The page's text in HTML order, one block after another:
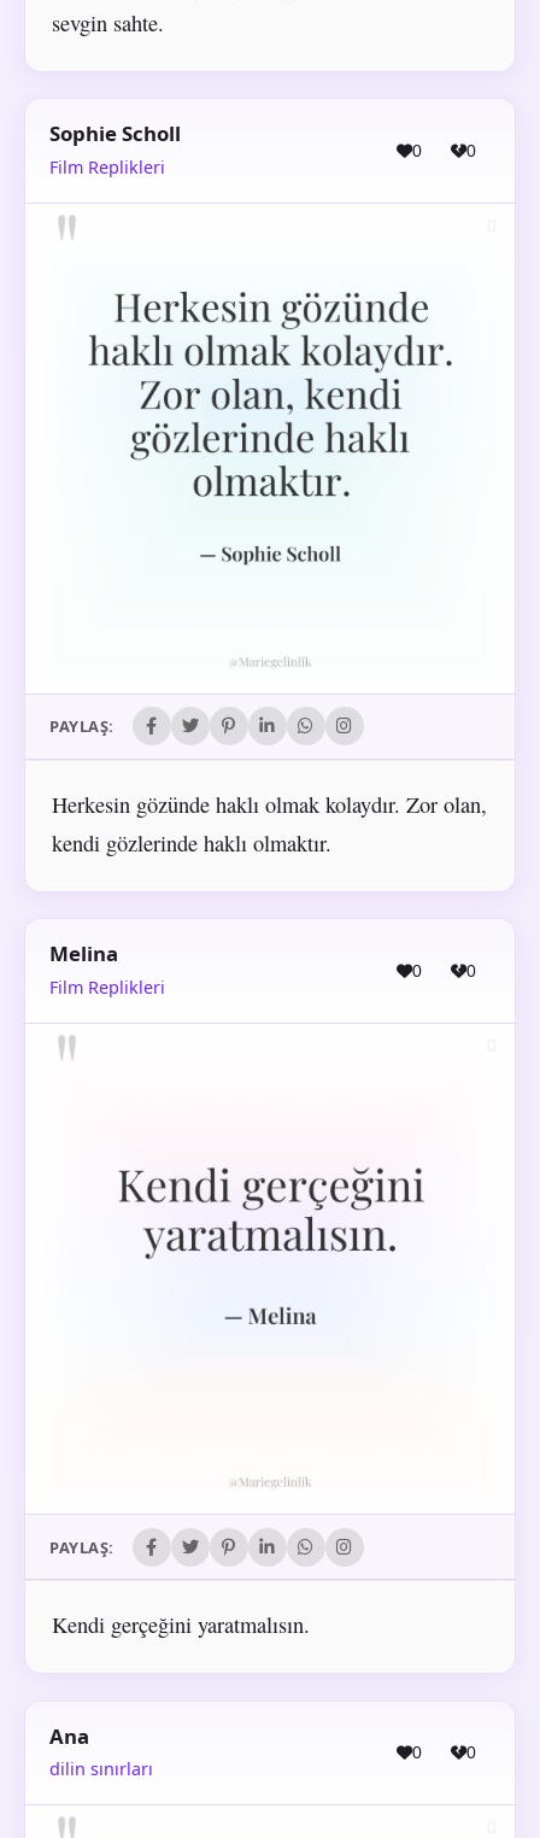
sevgin sahte.
Sophie Scholl
Film Replikleri
0 0
PAYLAŞ:
Herkesin gözünde haklı olmak kolaydır. Zor olan,
kendi gözlerinde haklı olmaktır.
Melina
Film Replikleri
0 0
PAYLAŞ:
Kendi gerçeğini yaratmalısın.
Ana
dilin sınırları
0 0